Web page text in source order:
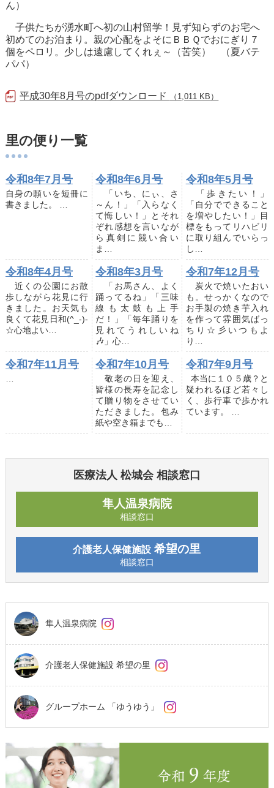
ん）
子供たちが湧水町へ初の山村留学！見ず知らずのお宅へ
初めてのお泊まり。親の心配をよそにＢＢＱでおにぎり７
個をペロリ。少しは遠慮してくれぇ～（苦笑） （夏バテ
パパ）
平成30年8月号のpdfダウンロード （1,011 KB）
里の便り一覧
令和8年7月号
自身の願いを短冊に
書きました。 …
令和8年6月号
「いち、にぃ、さ
～ん！」「入らなく
て悔しい！」とそれ
ぞれ感想を言いなが
ら真剣に競い合い
ま…
令和8年5月号
「歩きたい！」
「自分でできること
を増やしたい！」目
標をもってリハビリ
に取り組んでいらっ
し…
令和8年4月号
近くの公園にお散
歩しながら花見に行
きました。お天気も
良くて花見日和(^_-)-
☆心地よい…
令和8年3月号
「お馬さん、よく
踊ってるね」「三味
線も太鼓も上手
だ！」「毎年踊りを
見れてうれしいね
🎶」心…
令和7年12月号
炭火で焼いたおい
も。せっかくなので
お手製の焼き芋入れ
を作って雰囲気ばっ
ちり☆彡いつもよ
り…
令和7年11月号 令和7年10月号
敬老の日を迎え、
皆様の長寿を記念し
て贈り物をさせてい
ただきました。包み
紙や空き箱までも…
令和7年9月号
本当に１０５歳？と
疑われるほど若々し
く、歩行車で歩かれ
ています。 …
医療法人 松城会 相談窓口
隼人温泉病院
相談窓口
介護老人保健施設 希望の里
相談窓口
隼人温泉病院
介護老人保健施設 希望の里
グループホーム 「ゆうゆう」